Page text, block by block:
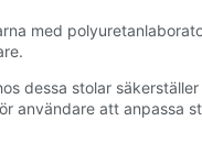
med
dessa stolar
att anpassa